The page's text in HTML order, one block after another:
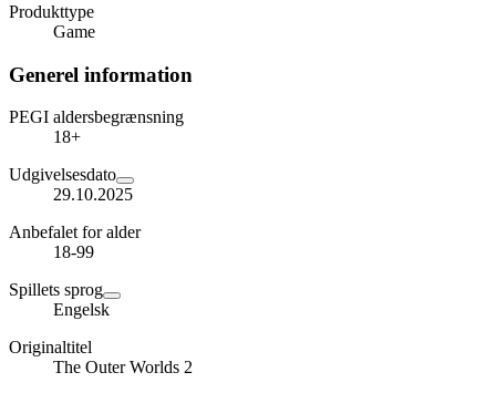
Produkttype
Game
Generel information
PEGI aldersbegrænsning
18+
Udgivelsesdato
29.10.2025
Anbefalet for alder
18-99
Spillets sprog
Engelsk
Originaltitel
The Outer Worlds 2